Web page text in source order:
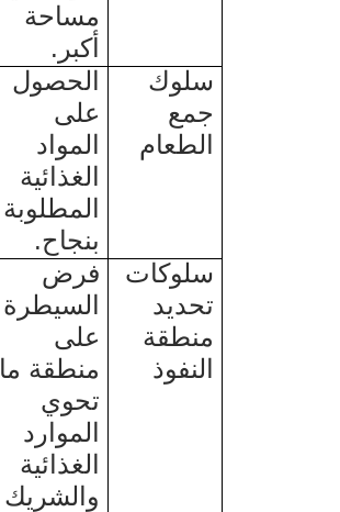
مساحة
أكبر.
سلوك
جمع
الطعام
الحصول
على
المواد
الغذائية
المطلوبة
بنجاح.
سلوكات
تحديد
منطقة
النفوذ
فرض
السيطرة
على
منطقة ما
تحوي
الموارد
الغذائية
والشريك